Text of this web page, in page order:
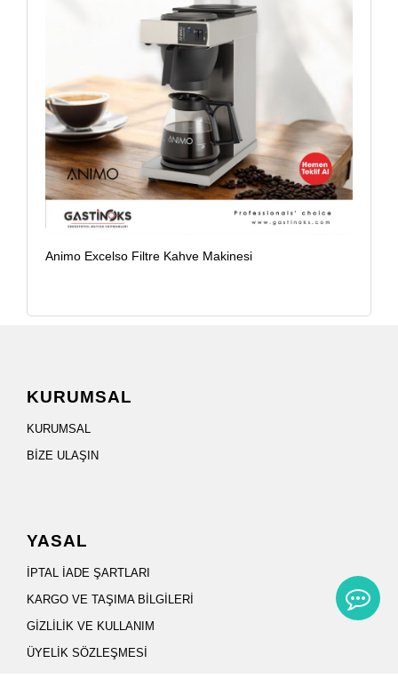
Animo Excelso Filtre Kahve Makinesi
KURUMSAL
KURUMSAL
BİZE ULAŞIN
YASAL
İPTAL İADE ŞARTLARI
KARGO VE TAŞIMA BİLGİLERİ
GİZLİLİK VE KULLANIM
ÜYELİK SÖZLEŞMESİ